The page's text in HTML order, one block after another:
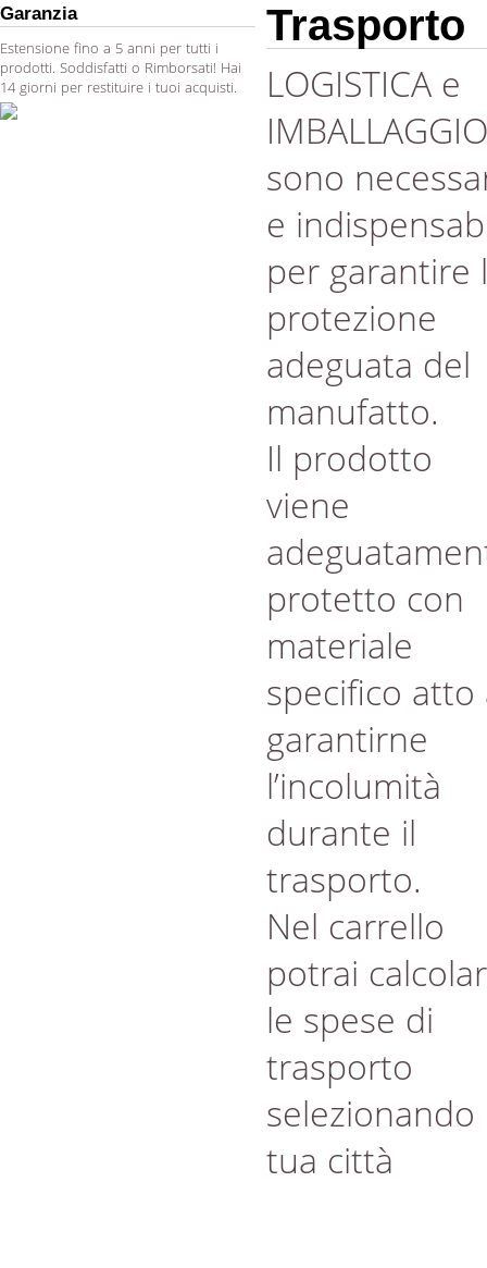
Garanzia
Estensione fino a 5 anni per tutti i
prodotti. Soddisfatti o Rimborsati! Hai
14 giorni per restituire i tuoi acquisti.
Trasporto
LOGISTICA e
IMBALLAGGIO
sono
e
per garantire
protezione
adeguata del
manufatto.
Il prodotto
viene
protetto con
materiale
specifico atto
garantirne
l’incolumità
durante il
trasporto.
Nel carrello
potrai
le spese di
trasporto
selezionando
tua città